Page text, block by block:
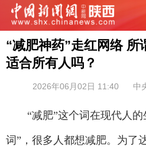
“减肥神药”走红网络 所
适合所有人吗？
2026年06月02日 11:40 中
“减肥”这个词在现代人的
词”，很多人都想减肥。为了